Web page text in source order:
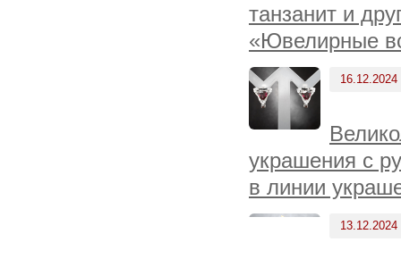
танзанит и
«Ювелирные
16.12.2024
украшения с
в линии
13.12.2024